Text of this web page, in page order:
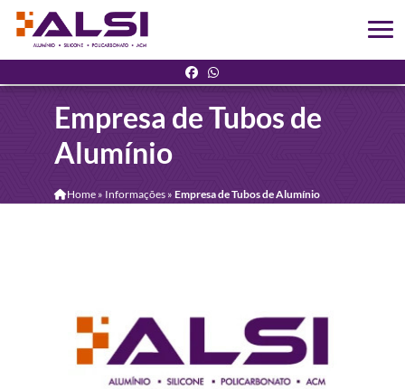
Empresa de Tubos de
Alumínio
Home» Informações » Empresa de Tubos de Alumínio